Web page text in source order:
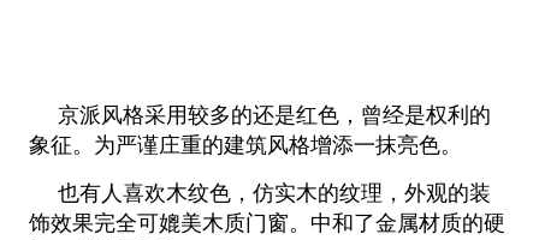
京派风格采用较多的还是红色，曾经是权利的
象征。为严谨庄重的建筑风格增添一抹亮色。
也有人喜欢木纹色，仿实木的纹理，外观的装
饰效果完全可媲美木质门窗。中和了金属材质的硬